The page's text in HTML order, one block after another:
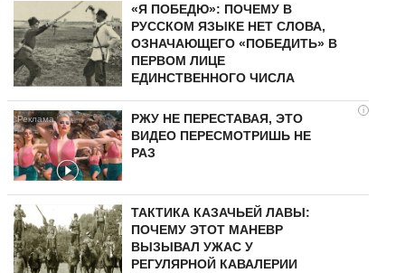
«Я ПОБЕДЮ»: ПОЧЕМУ В
РУССКОМ ЯЗЫКЕ НЕТ СЛОВА,
ОЗНАЧАЮЩЕГО «ПОБЕДИТЬ» В
ПЕРВОМ ЛИЦЕ
ЕДИНСТВЕННОГО ЧИСЛА
i
РЖУ НЕ ПЕРЕСТАВАЯ, ЭТО
ВИДЕО ПЕРЕСМОТРИШЬ НЕ
РАЗ
ТАКТИКА КАЗАЧЬЕЙ ЛАВЫ:
ПОЧЕМУ ЭТОТ МАНЕВР
ВЫЗЫВАЛ УЖАС У
РЕГУЛЯРНОЙ КАВАЛЕРИИ